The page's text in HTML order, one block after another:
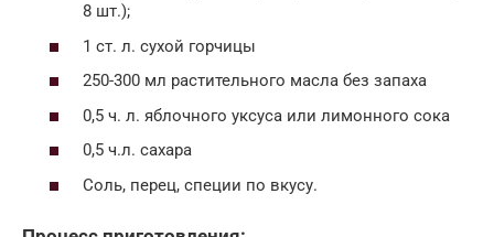
8 шт.);
1 ст. л. сухой горчицы
250-300 мл растительного масла без запаха
0,5 ч. л. яблочного уксуса или лимонного сока
0,5 ч.л. сахара
Соль, перец, специи по вкусу.